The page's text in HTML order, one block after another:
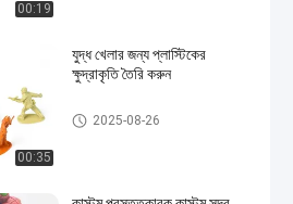
00:19
00:35
যুদ্ধ খেলার জন্য প্লাস্টিকের
ক্ষুদ্রাকৃতি তৈরি করুন
প্লাস্টিকের চিত্র/চিত্র/চিত্র/চিত্র
2025-08-26